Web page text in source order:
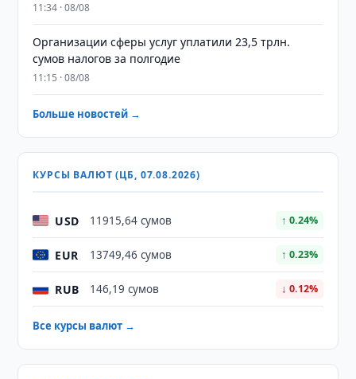
11:34 · 08/08
Организации сферы услуг уплатили 23,5 трлн.
сумов налогов за полгодие
11:15 · 08/08
Больше новостей →
КУРСЫ ВАЛЮТ (ЦБ, 07.08.2026)
USD 11915,64 сумов ↑ 0.24%
EUR 13749,46 сумов ↑ 0.23%
RUB 146,19 сумов ↓ 0.12%
Все курсы валют →